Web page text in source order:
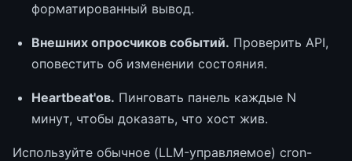
форматированный вывод.
Внешних опросчиков событий. Проверить API,
оповестить об изменении состояния.
Heartbeat'ов. Пинговать панель каждые N
минут, чтобы доказать, что хост жив.
Используйте обычное (LLM-управляемое) cron-